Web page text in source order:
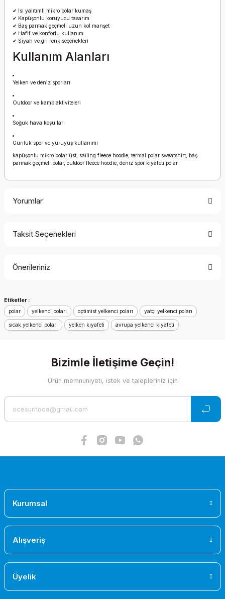
✔ Isı yalıtımlı mikro polar kumaş
✔ Kapüşonlu koruyucu tasarım
✔ Baş parmak geçmeli uzun kol manşet
✔ Hafif ve konforlu kullanım
✔ Siyah ve gri renk seçenekleri
Kullanım Alanları
Yelken ve deniz sporları
Outdoor ve kamp aktiviteleri
Soğuk hava koşulları
Günlük spor ve yürüyüş kullanımı
kapüşonlu mikro polar üst, sailing fleece hoodie, termal polar sweatshirt, baş
parmak geçmeli polar, outdoor fleece hoodie, deniz spor kıyafeti polar
Yorumlar
Taksit Seçenekleri
Önerileriniz
konularda yetersiz gördüğünüz noktaları öneri formunu
kullanarak tarafımıza iletebilirsiniz.
Görüş ve önerileriniz için teşekkür ederiz.
Ürün açıklamasında eksik bilgiler bulunuyor.
Ürün bilgilerinde hatalar bulunuyor.
Etiketler :
polar
yelkenci poları optimist yelkenci poları yatçı yelkenci poları
sıcak yelkenci poları yelken kıyafeti avrupa yelkenci kıyafeti
Bizimle İletişime Geçin!
Ürün memnuniyeti, istek ve talepleriniz için
Kurumsal
Alışveriş
Üyelik